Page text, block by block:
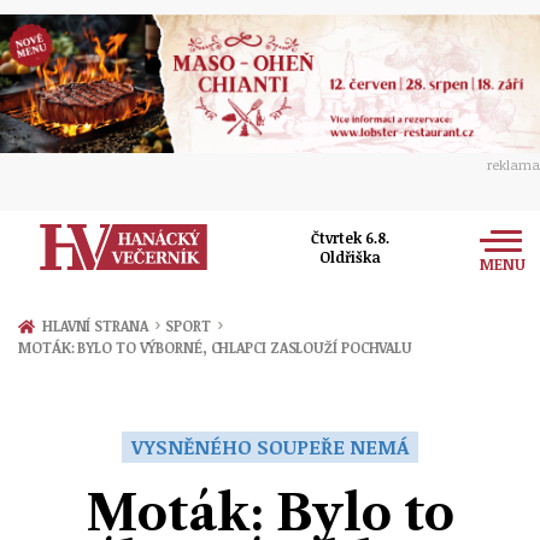
reklama
Čtvrtek 6.8.
Oldřiška
MENU
Zprávy
Ekonomika
Sport
HLAVNÍ STRANA › SPORT ›
MOTÁK: BYLO TO VÝBORNÉ, CHLAPCI ZASLOUŽÍ POCHVALU
VYSNĚNÉHO SOUPEŘE NEMÁ
Moták: Bylo to